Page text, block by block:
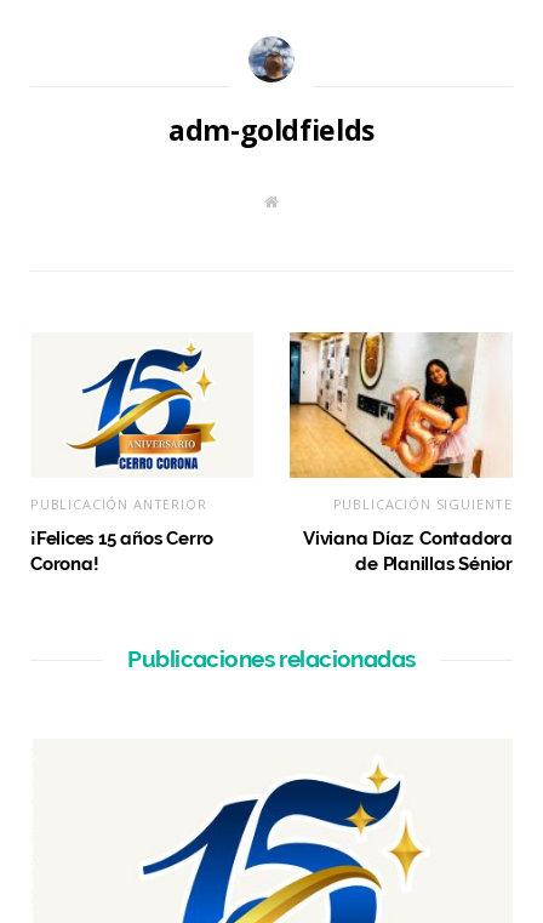
adm-goldfields
W
PUBLICACIÓN ANTERIOR
¡Felices 15 años Cerro
Corona!
PUBLICACIÓN SIGUIENTE
Viviana Díaz: Contadora
de Planillas Sénior
Publicaciones relacionadas